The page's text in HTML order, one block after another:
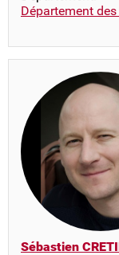
Département
Sébastien